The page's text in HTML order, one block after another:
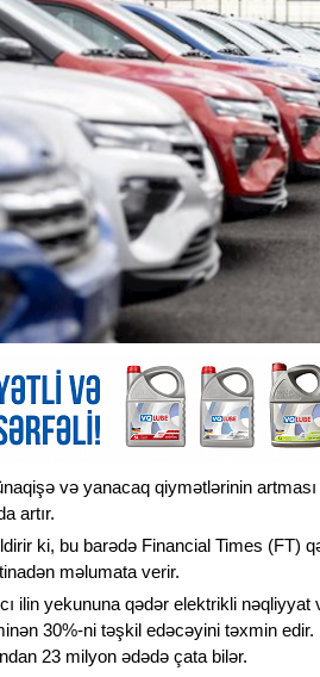
və yanacaq qiymətlərinin
artır.
ki, bu barədə Financial Times (FT)
məlumata verir.
ilin yekununa qədər elektrikli
30%-ni təşkil edəcəyini təxmin
23 milyon ədədə çata bilər.